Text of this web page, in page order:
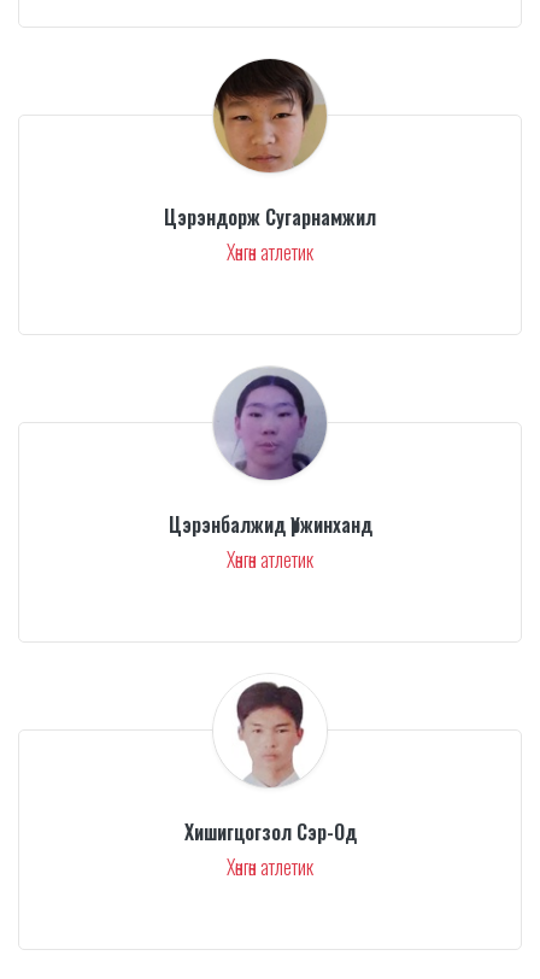
Цэрэндорж Сугарнамжил
Хөнгөн атлетик
Цэрэнбалжид Үржинханд
Хөнгөн атлетик
Хишигцогзол Сэр-Од
Хөнгөн атлетик